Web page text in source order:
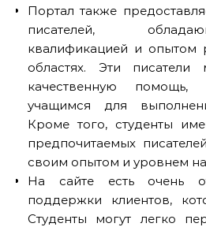
Портал также
писателей,
квалификацией и опытом
областях. Эти писатели
качественную помощь,
учащимся для
Кроме того, студенты
предпочитаемых
своим опытом и уровнем
На сайте есть очень
поддержки клиентов,
Студенты могут легко